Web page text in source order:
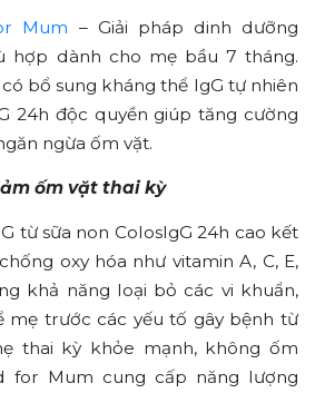
Mum – Giải pháp dinh dưỡng
hợp dành cho mẹ bầu 7 tháng.
bổ sung kháng thể IgG tự nhiên
24h độc quyền giúp tăng cường
ngừa ốm vặt.
ốm vặt thai kỳ
từ sữa non ColosIgG 24h cao kết
oxy hóa như vitamin A, C, E,
khả năng loại bỏ các vi khuẩn,
mẹ trước các yếu tố gây bệnh từ
thai kỳ khỏe mạnh, không ốm
for Mum cung cấp năng lượng